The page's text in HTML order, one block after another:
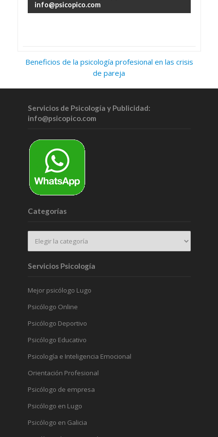
info@psicopico.com
Beneficios de la psicología profesional en las crisis
de pareja
Servicios de Psicología y Publicidad:
info@psicopico.com
Categorías
Servicios Psicología
Mejor psicólogo Lugo
Psicólogo Online
Psicólogo Deportivo
Psicólogo Educativo
Psicología e Inteligencia Emocional
Orientación Profesional
Psicólogo de empresa
Psicólogo en Lugo
Psicólogo en Galicia